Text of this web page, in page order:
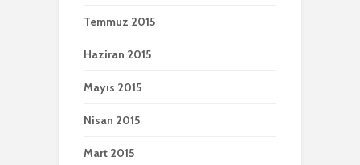
Temmuz 2015
Haziran 2015
Mayıs 2015
Nisan 2015
Mart 2015